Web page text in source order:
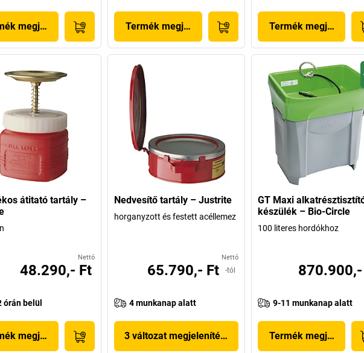
megjelenítése Termék megjelenítése Termék
átitató tartály –
Nettó
48.290,- Ft
órán belül
megjelenítése
Nedvesítő tartály – Justrite
horganyzott és festett acéllemez
Nettó
65.790,- Ft -tól
4 munkanap alatt
3 változat megjelenítése
GT Maxi
készülék – Bio-Circle
100 literes hordókhoz
9-11 munkanap alatt
Termék